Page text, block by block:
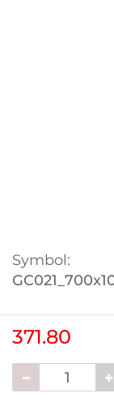
Symbol:
371.80